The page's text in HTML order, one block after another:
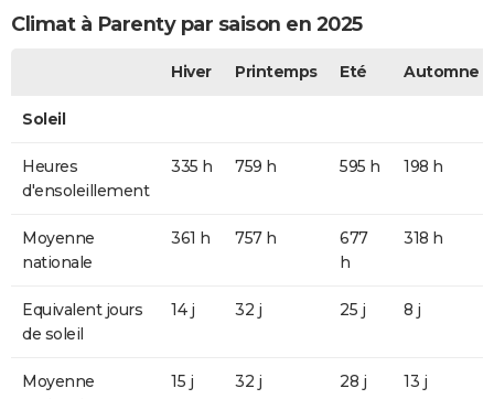
Climat à Parenty par saison en 2025
Hiver Printemps Eté Automne
Soleil
Heures
d'ensoleillement
335 h 759 h 595 h 198 h
Moyenne
nationale
361 h 757 h
677
h
318 h
Equivalent jours
de soleil
14 j 32 j 25 j 8 j
Moyenne
15 j 32 j 28 j 13 j